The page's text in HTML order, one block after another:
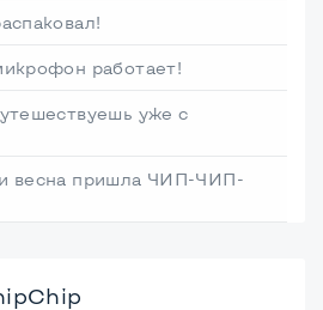
работает!
уже с
весна пришла ЧИП-ЧИП-